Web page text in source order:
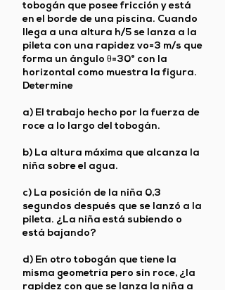
tobogán que posee fricción y está
en el borde de una piscina. Cuando
llega a una altura h/5 se lanza a la
pileta con una rapidez vo=3 m/s que
forma un ángulo θ=30° con la
horizontal como muestra la figura.
Determine
a) El trabajo hecho por la fuerza de
roce a lo largo del tobogán.
b) La altura máxima que alcanza la
niña sobre el agua.
c) La posición de la niña 0,3
segundos después que se lanzó a la
pileta. ¿La niña está subiendo o
está bajando?
d) En otro tobogán que tiene la
misma geometría pero sin roce, ¿la
rapidez con que se lanza la niña a